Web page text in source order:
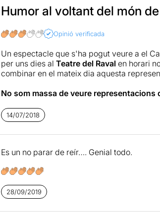
Humor al voltant del món
Opinió verificada
Un espectacle que s'ha pogut veure a el
per uns dies al Teatre del Raval en horari
combinar en el mateix dia aquesta
No som massa de veure representacions
preferim un altre tipus de teatre, potser
riure als espectadors.
platees de Teatres que aposten per
immediata del públic en directe i sense
Per sorthem connectat des del minut
gairebé tot el pes de l'espectacle. En
almenys una dramatúrgia elaborada en
14/07/2018
Es un no parar de reír…. Genial todo.
28/09/2019